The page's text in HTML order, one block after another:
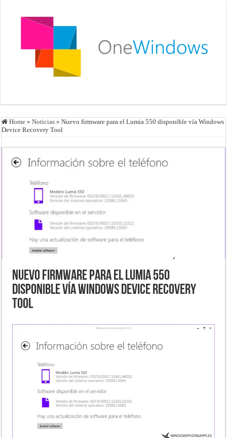
Home » Noticias » Nuevo firmware para el Lumia 550 disponible vía Windows
Device Recovery Tool
Nuevo firmware para el Lumia 550
disponible vía Windows Device Recovery
Tool